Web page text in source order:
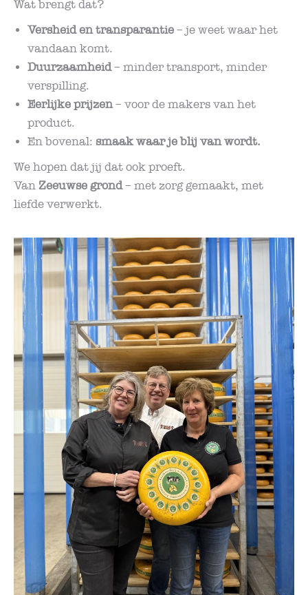
Wat brengt dat?
Versheid en transparantie – je weet waar het
vandaan komt.
Duurzaamheid– minder transport, minder
verspilling.
Eerlijke prijzen– voor de makers van het
product.
En bovenal: smaak waar je blij van wordt.
We hopen dat jij dat ook proeft.
Van Zeeuwse grond– met zorg gemaakt, met
liefde verwerkt.